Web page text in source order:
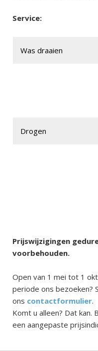
Service:
Was draaien
Drogen
Prijswijzigingen
voorbehouden.
Open van 1 mei tot 1
periode ons bezoeken?
ons contactformulier.
Komt u alleen? Dat kan.
een aangepaste